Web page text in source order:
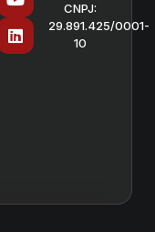
CNPJ:
29.891.425/0001-
10